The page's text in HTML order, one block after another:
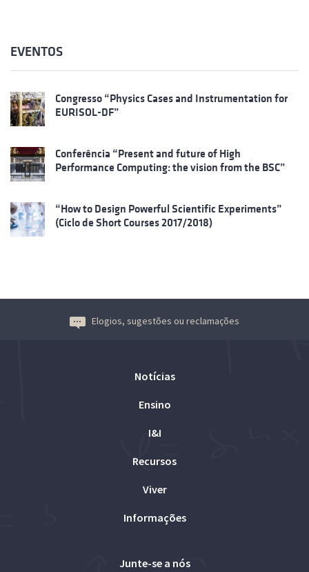
EVENTOS
Congresso “Physics Cases and Instrumentation for
EURISOL-DF”
Conferência “Present and future of High
Performance Computing: the vision from the BSC”
“How to Design Powerful Scientific Experiments”
(Ciclo de Short Courses 2017/2018)
Elogios, sugestões ou reclamações
Notícias
Ensino
I&I
Recursos
Viver
Informações
Junte-se a nós